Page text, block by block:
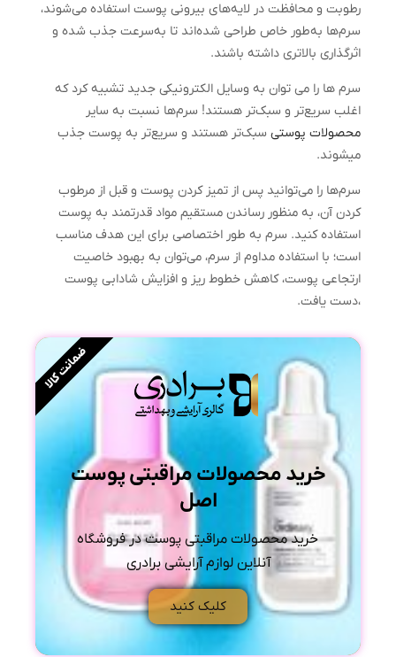
رطوبت و محافظت در لایه‌های بیرونی پوست استفاده می‌شوند،
سرم‌ها به‌طور خاص طراحی شده‌اند تا به‌سرعت جذب شده و
اثرگذاری بالاتری داشته باشند.
سرم ها را می توان به وسایل الکترونیکی جدید تشبیه کرد که
اغلب سریع‌تر و سبک‌تر هستند! سرم‌ها نسبت به سایر
محصولات پوستی سبک‌تر هستند و سریع‌تر به پوست جذب
میشوند.
سرم‌ها را می‌توانید پس از تمیز کردن پوست و قبل از مرطوب
کردن آن، به منظور رساندن مستقیم مواد قدرتمند به پوست
استفاده کنید. سرم به طور اختصاصی برای این هدف مناسب
است؛ با استفاده مداوم از سرم، می‌توان به بهبود خاصیت
ارتجاعی پوست، کاهش خطوط ریز و افزایش شادابی پوست
،دست یافت.
خرید محصولات مراقبتی پوست
اصل
خرید محصولات مراقبتی پوست در فروشگاه
آنلاین لوازم آرایشی برادری
کلیک کنید
ضمانت کالا